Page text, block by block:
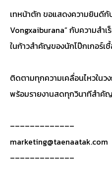
เทหน้าตัก ขอแสดงความยินดี
Vongxaiburana” กับความสำ
ในก้าวสำคัญของนักโป๊กเกอร์เ
ติดตามทุกความเคลื่อนไหวในว
พร้อมรายงานสดทุกวินาทีสำคั
–––––––––––––
marketing@taenaatak.com
–––––––––––––